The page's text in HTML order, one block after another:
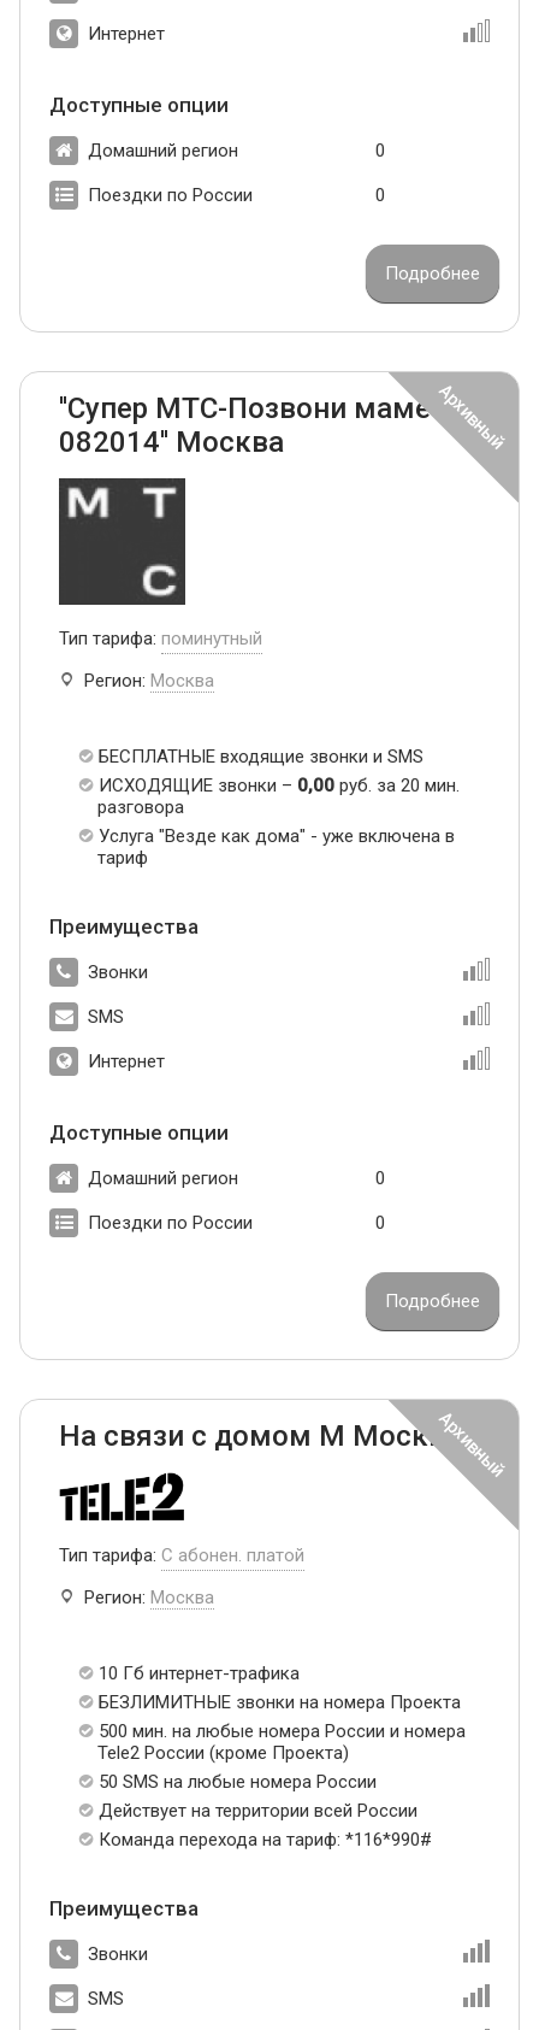
Интернет
Доступные опции
Домашний регион 0
Поездки по России 0
Подробнее
''Супер МТС-Позвони маме
082014'' Москва
Тип тарифа: поминутный
Регион: Москва
БЕСПЛАТНЫЕ входящие звонки и SMS
ИСХОДЯЩИЕ звонки – 0,00 руб. за 20 мин.
разговора
Услуга "Везде как дома" - уже включена в
тариф
Преимущества
Звонки
SMS
Интернет
Доступные опции
Домашний регион 0
Поездки по России 0
Подробнее
На связи с домом М Москва
Тип тарифа: С абонен. платой
Регион: Москва
10 Гб интернет-трафика
БЕЗЛИМИТНЫЕ звонки на номера Проекта
500 мин. на любые номера России и номера
Tele2 России (кроме Проекта)
50 SMS на любые номера России
Действует на территории всей России
Команда перехода на тариф: *116*990#
Преимущества
Звонки
SMS